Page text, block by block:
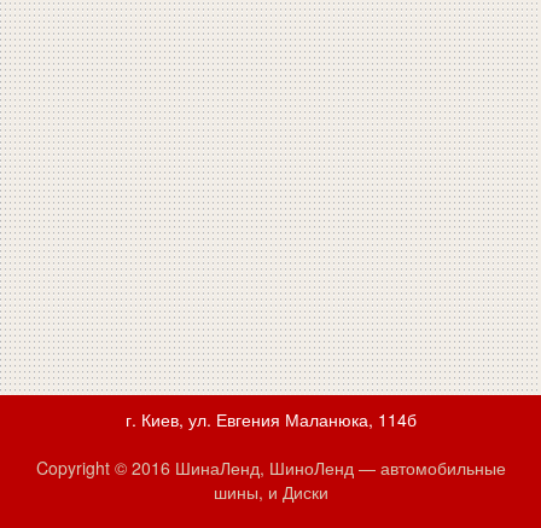
г. Киев, ул. Евгения Маланюка, 114б
Copyright © 2016 ШинаЛенд, ШиноЛенд — автомобильные
шины, и Диски